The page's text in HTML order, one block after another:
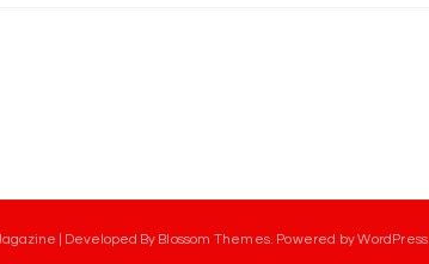
| Developed By Blossom Themes Powered byWordPress